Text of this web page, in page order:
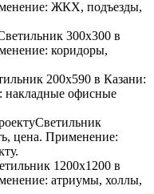
ЖКХ, подъезды,
300x300 в
коридоры,
200x590 в Казани:
накладные офисные
Светильник
цена. Применение:
.
1200x1200 в
атриумы, холлы,